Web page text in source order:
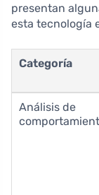
presentan
esta tecnología
Categoría
Análisis de